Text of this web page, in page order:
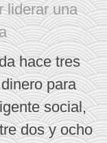
liderar una
hace tres
para
social,
dos y ocho